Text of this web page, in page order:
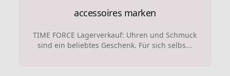
accessoires marken
TIME FORCE Lagerverkauf: Uhren und Schmuck
sind ein beliebtes Geschenk. Für sich selbs...